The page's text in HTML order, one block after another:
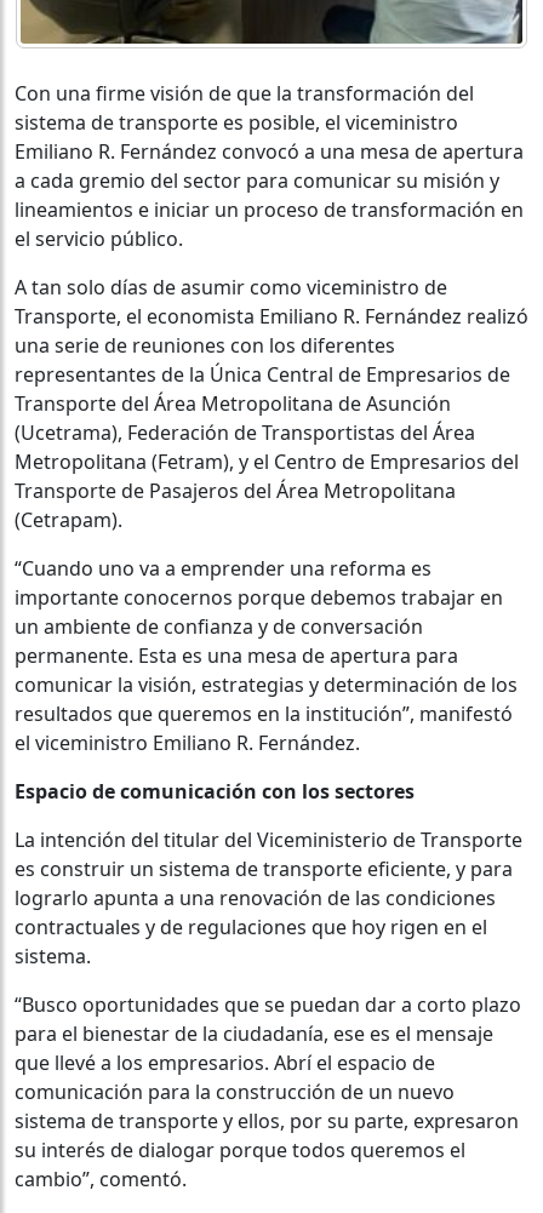
Con una firme visión de que la transformación del
sistema de transporte es posible, el viceministro
Emiliano R. Fernández convocó a una mesa de apertura
a cada gremio del sector para comunicar su misión y
lineamientos e iniciar un proceso de transformación en
el servicio público.
A tan solo días de asumir como viceministro de
Transporte, el economista Emiliano R. Fernández realizó
una serie de reuniones con los diferentes
representantes de la Única Central de Empresarios de
Transporte del Área Metropolitana de Asunción
(Ucetrama), Federación de Transportistas del Área
Metropolitana (Fetram), y el Centro de Empresarios del
Transporte de Pasajeros del Área Metropolitana
(Cetrapam).
“Cuando uno va a emprender una reforma es
importante conocernos porque debemos trabajar en
un ambiente de confianza y de conversación
permanente. Esta es una mesa de apertura para
comunicar la visión, estrategias y determinación de los
resultados que queremos en la institución”, manifestó
el viceministro Emiliano R. Fernández.
Espacio de comunicación con los sectores
La intención del titular del Viceministerio de Transporte
es construir un sistema de transporte eficiente, y para
lograrlo apunta a una renovación de las condiciones
contractuales y de regulaciones que hoy rigen en el
sistema.
“Busco oportunidades que se puedan dar a corto plazo
para el bienestar de la ciudadanía, ese es el mensaje
que llevé a los empresarios. Abrí el espacio de
comunicación para la construcción de un nuevo
sistema de transporte y ellos, por su parte, expresaron
su interés de dialogar porque todos queremos el
cambio”, comentó.